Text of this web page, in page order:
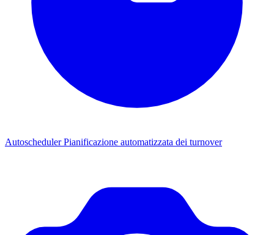
AutoschedulerPianificazione automatizzata dei turnover